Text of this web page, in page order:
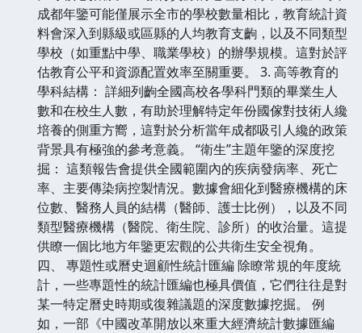
成都年鑒可能僅展示全市的學校數量相比，教育統計資
料會深入到縣級或區縣的人均教育支齣，以及不同類型
學校（如重點中學、職業學校）的辦學規模。這對於評
估教育公平和資源配置效率至關重要。 3. 高等教育的
學科結構： 詳細列齣全國高校各學科門類的畢業生人
數和在校生人數，有助於理解特定年份國傢對技術人纔
培養的側重方嚮，這對於分析當年成都吸引人纔的政策
背景具有極強的參考意義。 “衛生”主題年鑒的深度挖
掘： 這類報告會提供全國範圍內的疾病發病率、死亡
率、主要傳染病控製情況。數據會細化到醫療機構的床
位數、醫務人員的結構（醫師、護士比例），以及不同
類型醫療機構（醫院、衛生院、診所）的收治量。這提
供瞭一個比地方年鑒更宏觀的公共衛生安全視角。
四、 專題性或曆史迴顧性統計匯編 除瞭常規的年度統
計，一些專題性的統計匯編也極具價值，它們往往是對
某一特定曆史時期或復雜議題的深度數據挖掘。 例
如，一部《中國改革開放以來重大經濟統計數據匯編